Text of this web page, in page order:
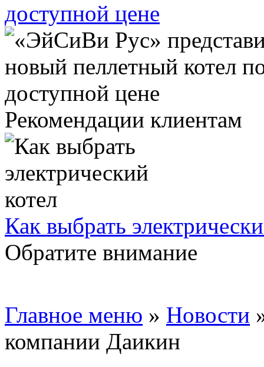
доступной цене
Рекомендации клиентам
Как выбрать
Обратите внимание
Главное меню » Новости
компании Даикин